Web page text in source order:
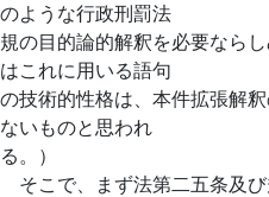
のような行政刑罰法
規の目的論的解釈を必要なら
はこれに用いる語句
の技術的性格は、本件拡張解
ないものと思われ
る。）
そこで、まず法第二五条及